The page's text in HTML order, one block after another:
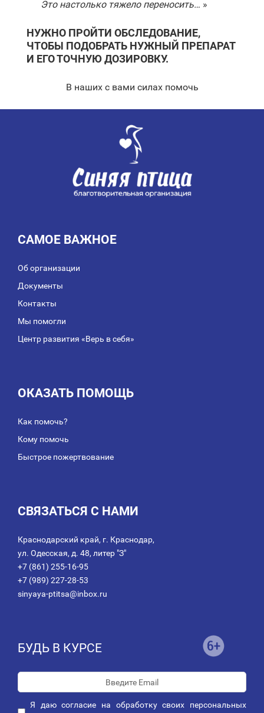
Это настолько тяжело переносить… »
НУЖНО ПРОЙТИ ОБСЛЕДОВАНИЕ,
ЧТОБЫ ПОДОБРАТЬ НУЖНЫЙ ПРЕПАРАТ
И ЕГО ТОЧНУЮ ДОЗИРОВКУ.
В наших с вами силах помочь
САМОЕ ВАЖНОЕ
Об организации
Документы
Контакты
Мы помогли
Центр развития «Верь в себя»
ОКАЗАТЬ ПОМОЩЬ
Как помочь?
Кому помочь
Быстрое пожертвование
СВЯЗАТЬСЯ С НАМИ
Краснодарский край, г. Краснодар,
ул. Одесская, д. 48, литер "З"
+7 (861) 255-16-95
+7 (989) 227-28-53
sinyaya-ptitsa@inbox.ru
БУДЬ В КУРСЕ
Я даюсогласие на обработку своих персональных